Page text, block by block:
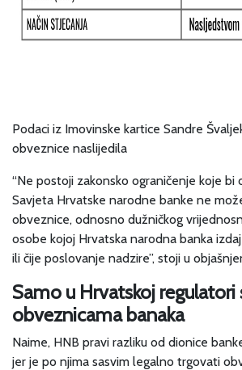
Podaci iz Imovinske kartice Sandre
obveznice naslijedila
“Ne postoji zakonsko ograničenje koje bi
Savjeta Hrvatske narodne banke ne
obveznice, odnosno dužničkog
osobe kojoj Hrvatska narodna banka
ili čije poslovanje nadzire”, stoji u
Samo u Hrvatskoj
obveznicama banaka
Naime, HNB pravi razliku od dionice
jer je po njima sasvim legalno trgovati